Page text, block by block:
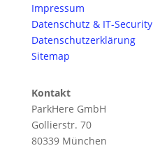
Impressum
Datenschutz & IT-Security
Datenschutzerklärung
Sitemap
Kontakt
ParkHere GmbH
Gollierstr. 70
80339 München